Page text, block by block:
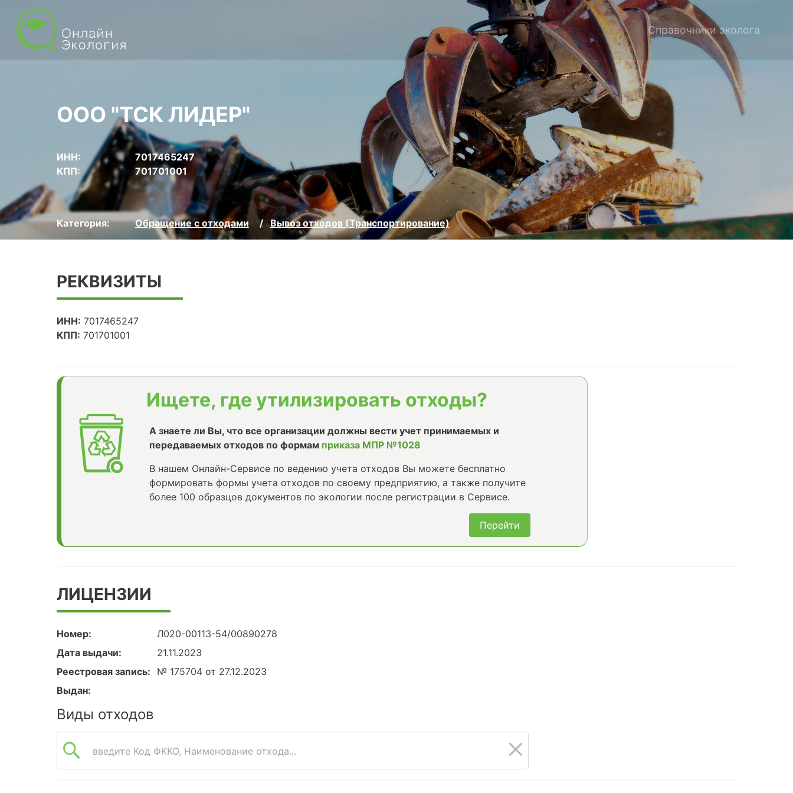
Справочники эколога
ООО "ТСК ЛИДЕР"
ИНН:
7017465247
КПП:
701701001
Категория: Обращение с отходами Вывоз отходов (Транспортирование)
РЕКВИЗИТЫ
ИНН: 7017465247
КПП: 701701001
Ищете, где утилизировать отходы?
А знаете ли Вы, что все организации должны вести учет принимаемых и
передаваемых отходов по формам приказа МПР №1028
В нашем Онлайн-Сервисе по ведению учета отходов Вы можете бесплатно
формировать формы учета отходов по своему предприятию, а также получите
более 100 образцов документов по экологии после регистрации в Сервисе.
Перейти
ЛИЦЕНЗИИ
Номер:
Л020-00113-54/00890278
Дата выдачи:
21.11.2023
Реестровая запись:
№ 175704 от 27.12.2023
Выдан:
Виды отходов
введите Код ФККО, Наименование отхода...